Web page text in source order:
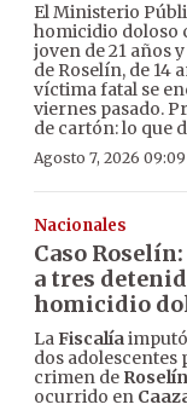
El Ministerio
homicidio doloso
joven de 21 años
de Roselín, de 14
víctima fatal se
viernes pasado.
de cartón: lo que
Agosto 7, 2026 09:09
Nacionales
Caso
a tres
homicidio
LaFiscalía
dos adolescentes
crimen de
ocurrido en